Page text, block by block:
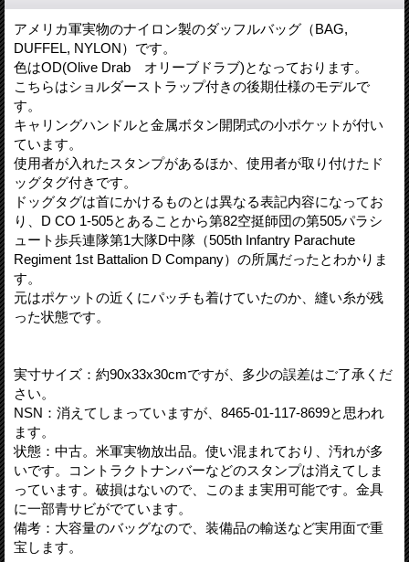
アメリカ軍実物のナイロン製のダッフルバッグ（BAG,
DUFFEL, NYLON）です。
色はOD(Olive Drab オリーブドラブ)となっております。
こちらはショルダーストラップ付きの後期仕様のモデルで
す。
キャリングハンドルと金属ボタン開閉式の小ポケットが付い
ています。
使用者が入れたスタンプがあるほか、使用者が取り付けたド
ッグタグ付きです。
ドッグタグは首にかけるものとは異なる表記内容になってお
り、D CO 1-505とあることから第82空挺師団の第505パラシ
ュート歩兵連隊第1大隊D中隊（505th Infantry Parachute
Regiment 1st Battalion D Company）の所属だったとわかりま
す。
元はポケットの近くにパッチも着けていたのか、縫い糸が残
った状態です。
実寸サイズ：約90x33x30cmですが、多少の誤差はご了承くだ
さい。
NSN：消えてしまっていますが、8465-01-117-8699と思われ
ます。
状態：中古。米軍実物放出品。使い混まれており、汚れが多
いです。コントラクトナンバーなどのスタンプは消えてしま
っています。破損はないので、このまま実用可能です。金具
に一部青サビがでています。
備考：大容量のバッグなので、装備品の輸送など実用面で重
宝します。